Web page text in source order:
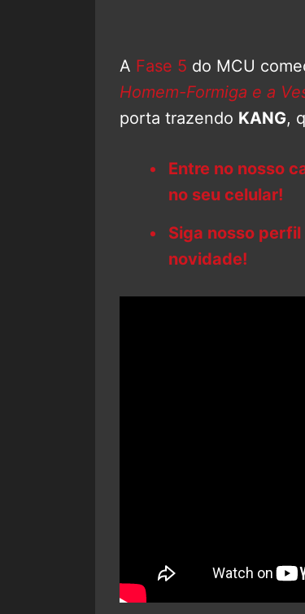
A Fase 5 do MCU
Homem-Formiga e a
porta trazendo KANG,
Entre no nosso
no seu celular!
Siga nosso
novidade!